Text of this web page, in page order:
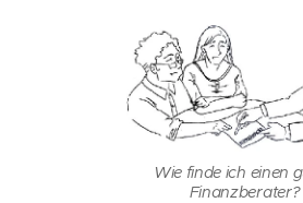
Wie finde ich einen
Finanzberater?